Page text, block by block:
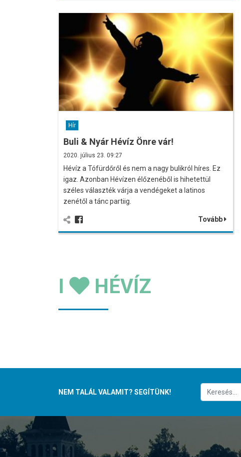
Hír
Buli & Nyár Hévíz Önre vár!
2020. július 23. 09:27
Hévíz a Tófürdőről és nem a nagy bulikról híres. Ez
igaz. Azonban Hévízen élőzenéből is hihetettül
széles választék várja a vendégeket a latinos
zenétől a tánc partiig.
Tovább
I HÉVÍZ
NEM TALÁL VALAMIT? SEGÍTÜNK!